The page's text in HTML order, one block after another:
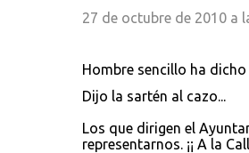
27 de octubre de 2010 a
Hombre sencillo ha
Dijo la sartén al cazo...
Los que dirigen el
representarnos. ¡¡ A la